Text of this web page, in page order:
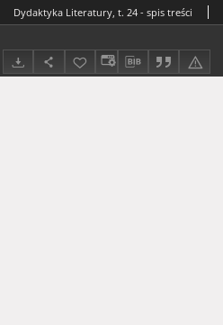
Dydaktyka Literatury, t. 24 - spis treści